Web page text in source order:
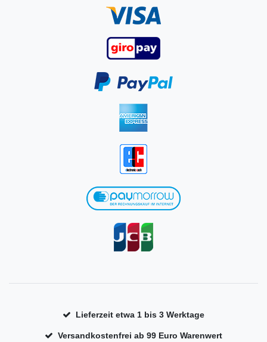
Lieferzeit etwa 1 bis 3 Werktage
Versandkostenfrei ab 99 Euro Warenwert